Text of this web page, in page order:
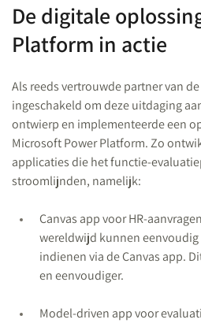
De digitale
Platform in actie
Als reeds vertrouwde partner van
ingeschakeld om deze uitdaging
ontwierp en implementeerde een
Microsoft Power Platform. Zo
applicaties die het functie-
stroomlijnden, namelijk:
Canvas app voor HR-
wereldwijd kunnen
indienen via de Canvas app.
en eenvoudiger.
Model-driven app voor